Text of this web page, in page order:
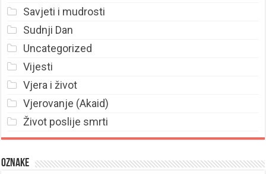
Savjeti i mudrosti
Sudnji Dan
Uncategorized
Vijesti
Vjera i život
Vjerovanje (Akaid)
Život poslije smrti
Oznake